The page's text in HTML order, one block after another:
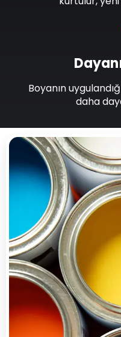
Boyanın
daha